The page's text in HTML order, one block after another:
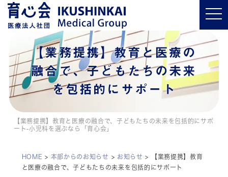
t
o
l
n
a
v
i
【業務提携】教育と医療の
融合で、子どもたちの未来
を包括的にサポート
【業務提携】教育と医療の融合で、子どもたちの未来を包括的にサポ
ート-小児科を選ぶなら「育心会」
HOME > 本部からのお知らせ > お知らせ >
【業務提携】教育
と医療の融合で、子どもたちの未来を包括的にサポート